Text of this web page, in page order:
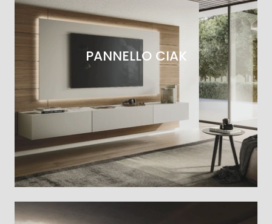
PANNELLO CIAK